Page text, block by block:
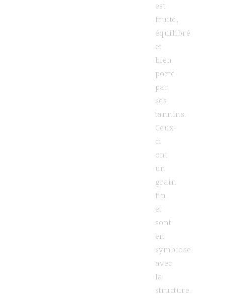
est
fruité,
équilibré
et
bien
porté
par
ses
tannins.
Ceux-
ci
ont
un
grain
fin
et
sont
en
symbiose
avec
la
structure.